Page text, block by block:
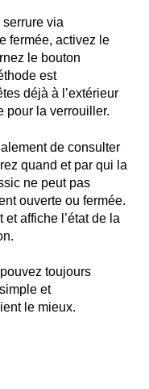
via
fermée, activez le
le bouton
est
déjà à l’extérieur
pour la verrouiller.
de consulter
quand et par qui la
ne peut pas
ouverte ou fermée.
affiche l’état de la
toujours
et
le mieux.